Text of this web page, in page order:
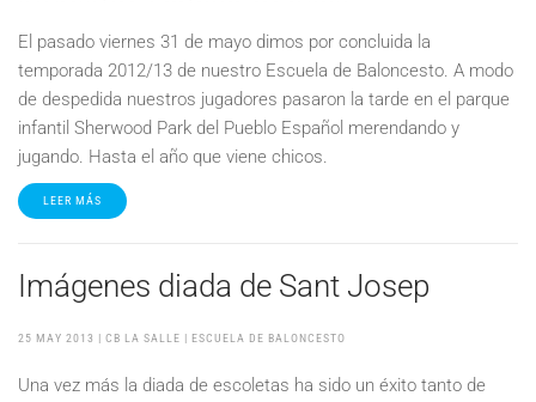
El pasado viernes 31 de mayo dimos por concluida la
temporada 2012/13 de nuestro Escuela de Baloncesto. A modo
de despedida nuestros jugadores pasaron la tarde en el parque
infantil Sherwood Park del Pueblo Español merendando y
jugando. Hasta el año que viene chicos.
LEER MÁS
Imágenes diada de Sant Josep
25 MAY 2013 | CB LA SALLE | ESCUELA DE BALONCESTO
Una vez más la diada de escoletas ha sido un éxito tanto de